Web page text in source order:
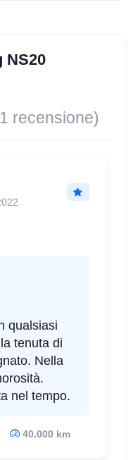
NS20
recensione)
qualsiasi
tenuta di
Nella
nel tempo.
40.000 km